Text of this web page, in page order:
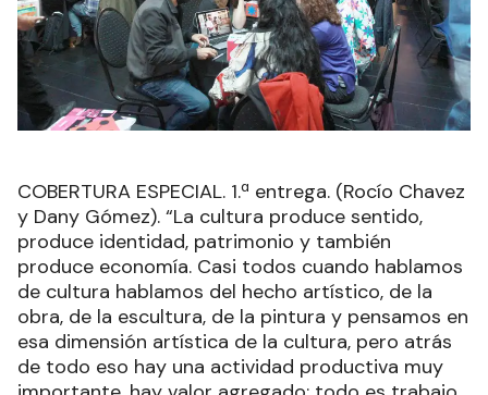
COBERTURA ESPECIAL. 1.ª entrega. (Rocío Chavez
y Dany Gómez). “La cultura produce sentido,
produce identidad, patrimonio y también
produce economía. Casi todos cuando hablamos
de cultura hablamos del hecho artístico, de la
obra, de la escultura, de la pintura y pensamos en
esa dimensión artística de la cultura, pero atrás
de todo eso hay una actividad productiva muy